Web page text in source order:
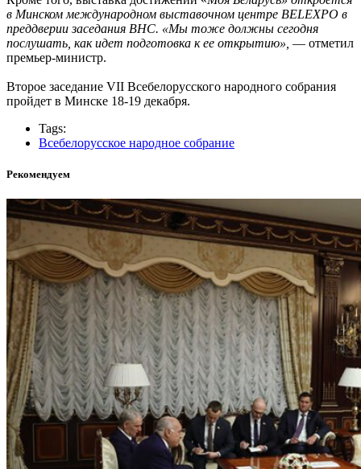
в Минском международном выставочном центре BELEXPO в
преддверии заседания ВНС. «Мы тоже должны сегодня
послушать, как идет подготовка к ее открытию», — отметил
премьер-министр.
Второе заседание VII Всебелорусского народного собрания
пройдет в Минске 18-19 декабря.
Tags:
Всебелорусское народное собрание
Рекомендуем